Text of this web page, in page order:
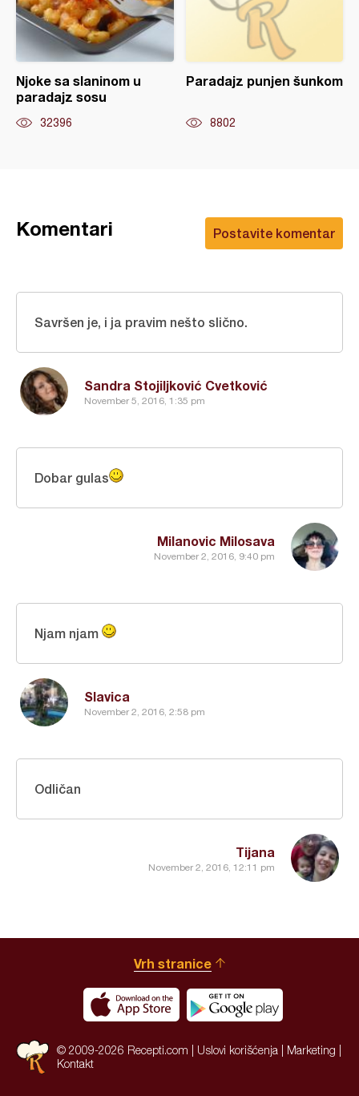
Njoke sa slaninom u
paradajz sosu
32396
Paradajz punjen šunkom
8802
Postavite komentar
Komentari
Sandra Stojiljković Cvetković
November 5, 2016, 1:35 pm
Savršen je, i ja pravim nešto slično.
Milanovic Milosava
November 2, 2016, 9:40 pm
Dobar gulas
Slavica
November 2, 2016, 2:58 pm
Njam njam
Tijana
November 2, 2016, 12:11 pm
Odličan
Vrh stranice
© 2009-2026 Recepti.com | Uslovi korišćenja Marketing
Kontakt